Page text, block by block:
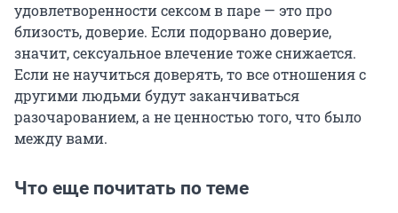
удовлетворенности сексом в паре — это про
близость, доверие. Если подорвано доверие,
значит, сексуальное влечение тоже снижается.
Если не научиться доверять, то все отношения с
другими людьми будут заканчиваться
разочарованием, а не ценностью того, что было
между вами.
Что еще почитать по теме